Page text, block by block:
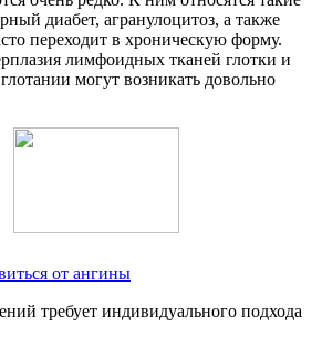
диабет, агранулоцитоз, а также
переходит в хроническую форму.
лимфоидных тканей глотки и
могут возникать довольно
от ангины
требует индивидуального подхода